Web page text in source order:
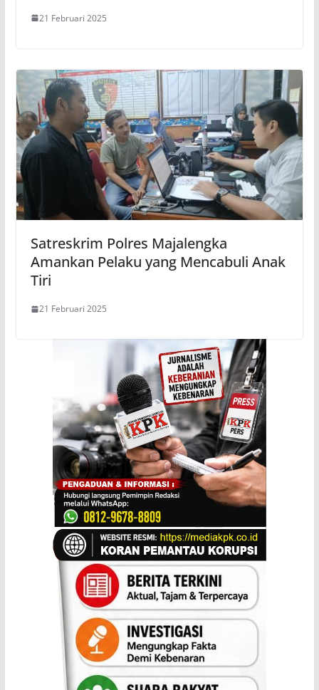
21 Februari 2025
Satreskrim Polres Majalengka
Amankan Pelaku yang Mencabuli Anak
Tiri
21 Februari 2025